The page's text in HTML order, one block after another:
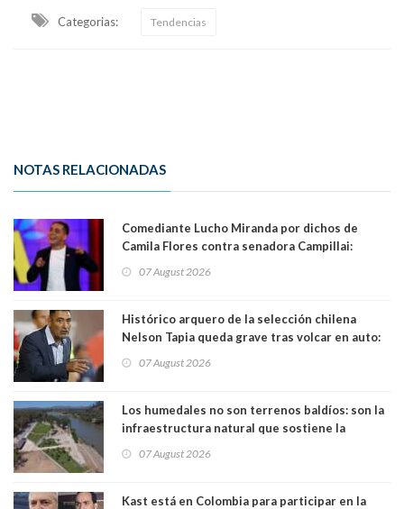
Categorias: Tendencias
NOTAS RELACIONADAS
Comediante Lucho Miranda por dichos de
Camila Flores contra senadora Campillai:
forma de quitar dignidad"
07 August 2026
Histórico arquero de la selección chilena
Nelson Tapia queda grave tras volcar en auto:
07 August 2026
Los humedales no son terrenos baldíos: son la
infraestructura natural que sostiene la
07 August 2026
Kast está en Colombia para participar en la